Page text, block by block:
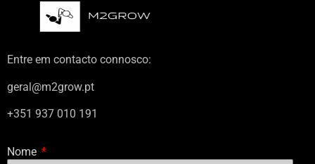
Entre em contacto connosco:
geral@m2grow.pt
+351 937 010 191
Nome